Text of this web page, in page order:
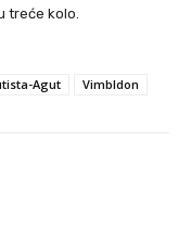
treće kolo.
Agut Vimbldon